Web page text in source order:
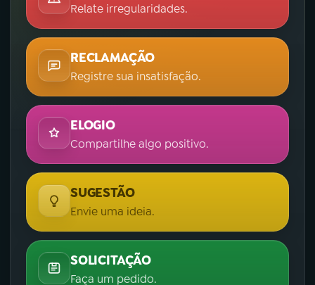
Relate irregularidades.
RECLAMAÇÃO
Registre sua insatisfação.
ELOGIO
Compartilhe algo positivo.
SUGESTÃO
Envie uma ideia.
SOLICITAÇÃO
Faça um pedido.